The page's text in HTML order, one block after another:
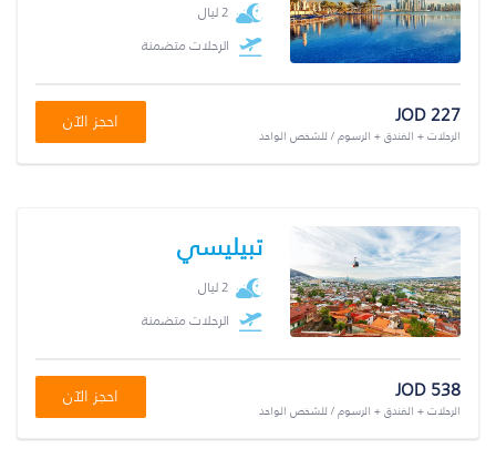
2 ليال
الرحلات متضمنة
JOD 227
الرحلات + الفندق + الرسوم / للشخص الواحد
احجز الآن
تبيليسي
2 ليال
الرحلات متضمنة
JOD 538
الرحلات + الفندق + الرسوم / للشخص الواحد
احجز الآن